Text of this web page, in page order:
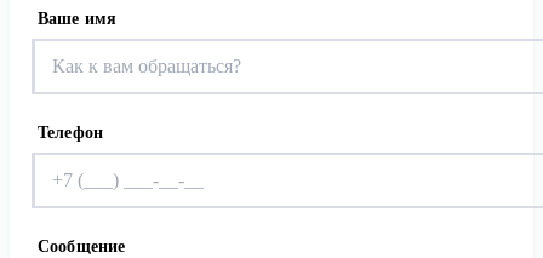
Ваше имя
Телефон
Сообщение